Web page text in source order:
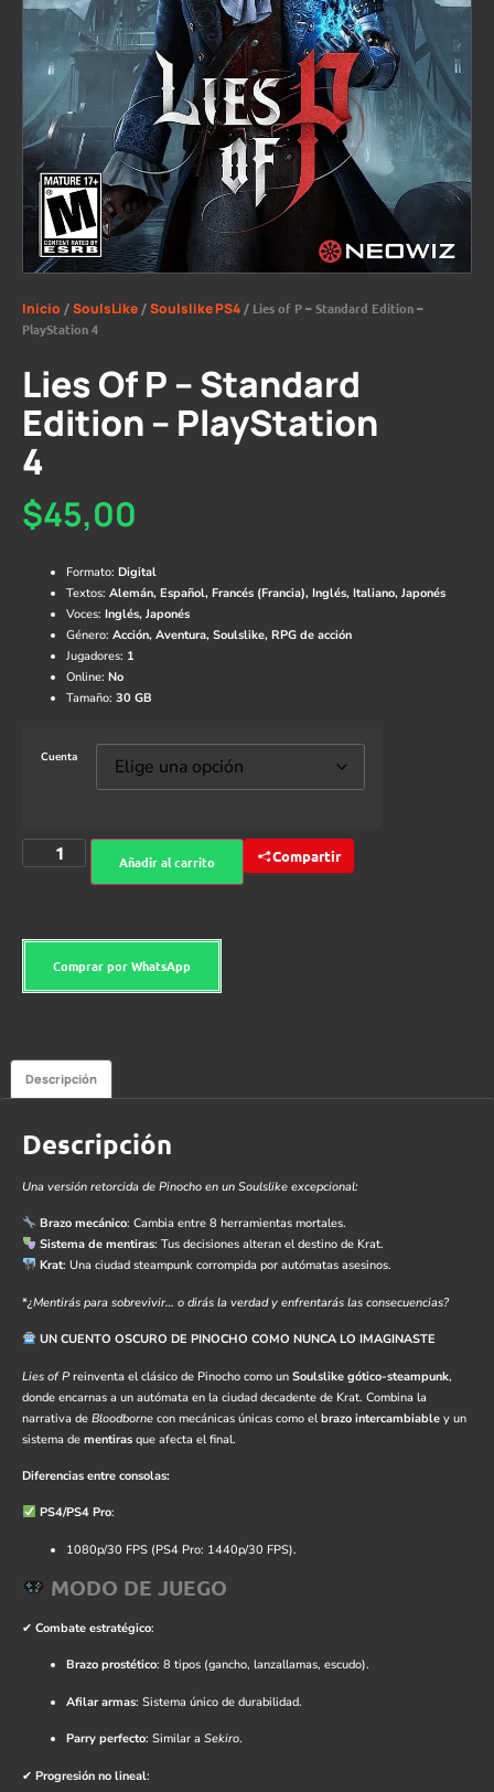
Inicio /SoulsLike/Soulslike PS4/ Lies of P – Standard Edition –
PlayStation 4
Lies Of P – Standard
Edition – PlayStation
4
$45,00
Formato: Digital
Textos: Alemán, Español, Francés (Francia), Inglés, Italiano, Japonés
Voces: Inglés, Japonés
Género: Acción, Aventura, Soulslike, RPG de acción
Jugadores: 1
Online: No
Tamaño: 30 GB
Cuenta
Añadir al carrito Compartir
Comprar por WhatsApp
Descripción
Descripción
Una versión retorcida de Pinocho en un Soulslike excepcional:
Brazo mecánico: Cambia entre 8 herramientas mortales.
Sistema de mentiras: Tus decisiones alteran el destino de Krat.
Krat: Una ciudad steampunk corrompida por autómatas asesinos.
*¿Mentirás para sobrevivir… o dirás la verdad y enfrentarás las consecuencias?
UN CUENTO OSCURO DE PINOCHO COMO NUNCA LO IMAGINASTE
Lies of P reinventa el clásico de Pinocho como un Soulslike gótico-steampunk,
donde encarnas a un autómata en la ciudad decadente de Krat. Combina la
narrativa de Bloodborne con mecánicas únicas como elbrazo intercambiable y un
sistema de mentiras que afecta el final.
Diferencias entre consolas:
PS4/PS4 Pro:
1080p/30 FPS (PS4 Pro: 1440p/30 FPS).
MODO DE JUEGO
✔ Combate estratégico:
Brazo prostético: 8 tipos (gancho, lanzallamas, escudo).
Afilar armas: Sistema único de durabilidad.
Parry perfecto: Similar a Sekiro.
✔ Progresión no lineal: